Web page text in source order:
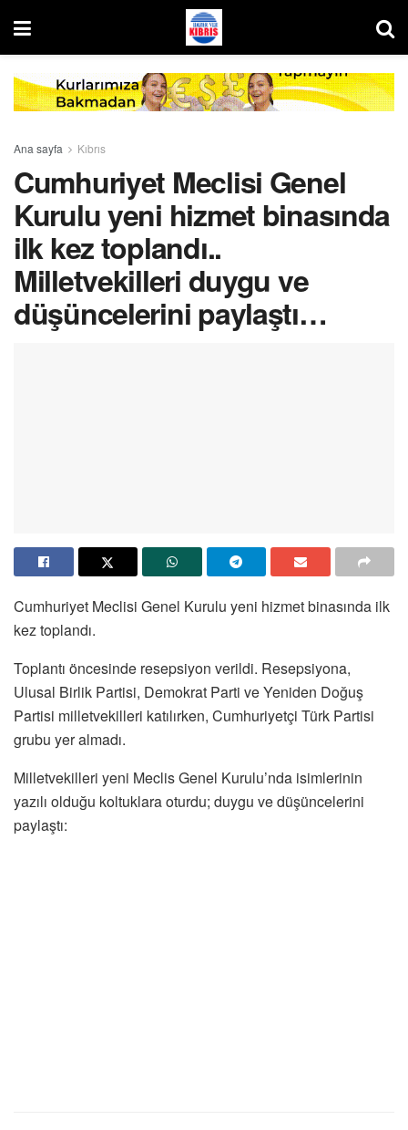
Ana sayfa Kıbrıs
Cumhuriyet Meclisi Genel
Kurulu yeni hizmet binasında
ilk kez toplandı..
Milletvekilleri duygu ve
düşüncelerini paylaştı…
Cumhuriyet Meclisi Genel Kurulu yeni hizmet binasında ilk
kez toplandı.
Toplantı öncesinde resepsiyon verildi. Resepsiyona,
Ulusal Birlik Partisi, Demokrat Parti ve Yeniden Doğuş
Partisi milletvekilleri katılırken, Cumhuriyetçi Türk Partisi
grubu yer almadı.
Milletvekilleri yeni Meclis Genel Kurulu’nda isimlerinin
yazılı olduğu koltuklara oturdu; duygu ve düşüncelerini
paylaştı: